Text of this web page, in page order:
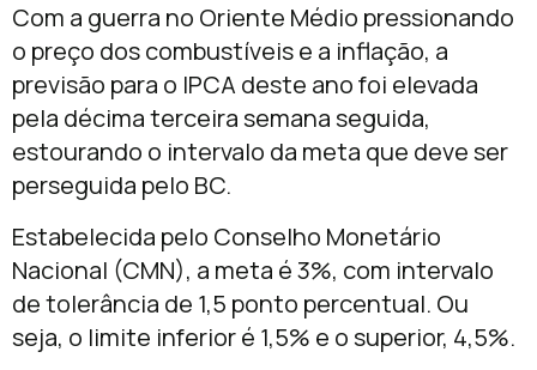
Com a guerra no Oriente Médio pressionando
o preço dos combustíveis e a inflação, a
previsão para o IPCA deste ano foi elevada
pela décima terceira semana seguida,
estourando o intervalo da meta que deve ser
perseguida pelo BC.
Estabelecida pelo Conselho Monetário
Nacional (CMN), a meta é 3%, com intervalo
de tolerância de 1,5 ponto percentual. Ou
seja, o limite inferior é 1,5% e o superior, 4,5%.